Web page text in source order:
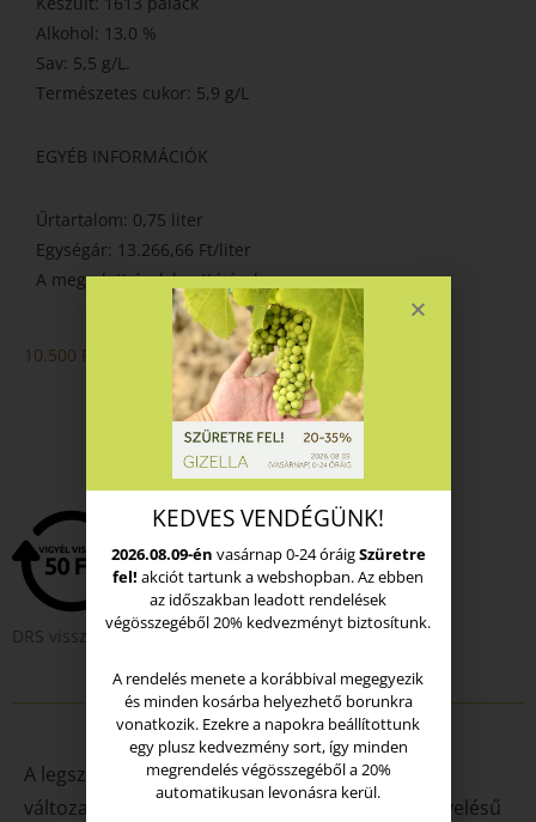
Alkohol: 13,0 %
Sav: 5,5 g/L.
Természetes cukor: 5,9 g/L
EGYÉB INFORMÁCIÓK
Űrtartalom: 0,75 liter
Egységár: 13.266,66 Ft/liter
A megadott árak bruttó árak.
10.500 Ft
DRS visszaváltási díj
A legszebb fürtük válogatása a Szil-völgy dűlő
változatos mikroparcelláiból. Furmint a bakművelésű
KEDVES VENDÉGÜNK!
2026.08.09-én vasárnap 0-24 óráigSzüretre
fel! akciót tartunk a webshopban. Az ebben
az időszakban leadott rendelések
végösszegéből 20% kedvezményt biztosítunk.
A rendelés menete a korábbival megegyezik
és minden kosárba helyezhető borunkra
vonatkozik. Ezekre a napokra beállítottunk
egy plusz kedvezmény sort, így minden
megrendelés végösszegéből a 20%
automatikusan levonásra kerül.